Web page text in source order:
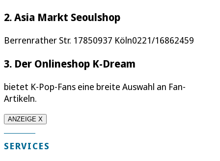
2. Asia Markt Seoulshop
Berrenrather Str. 17850937 Köln0221/16862459
3. Der Onlineshop K-Dream
bietet K-Pop-Fans eine breite Auswahl an Fan-
Artikeln.
ANZEIGE X
SERVICES